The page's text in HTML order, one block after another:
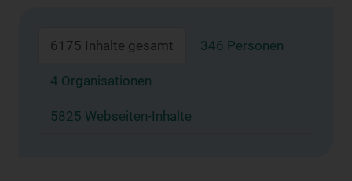
6175 Inhalte gesamt 346 Personen
4 Organisationen
5825 Webseiten-Inhalte